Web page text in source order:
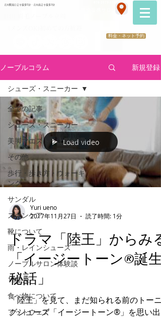
立川駅南口より徒歩5分・立川南より徒歩3分
料金・ネット予約
ノーブルコラム 新規登録
全ての記事
シューズ・スニーカー
美脚マエストラ上野由理
その他
歩行・歩き方・ウォーキ
ング
サンダル
スキンケア
靴について
雨・レインシューズ
ノーブルサロン体験談
12星座
食べ物について
フットウェア
シューズ・スニーカー
Load video
Yuri ueno
2017年11月27日
読了時間: 1分
ドラマ「陸王」からみる
「イージートーン®︎誕生
秘話」
「陸王」を見て、まだ知られる前のトーニ
グシューズ「イージートーン®︎」を思い出